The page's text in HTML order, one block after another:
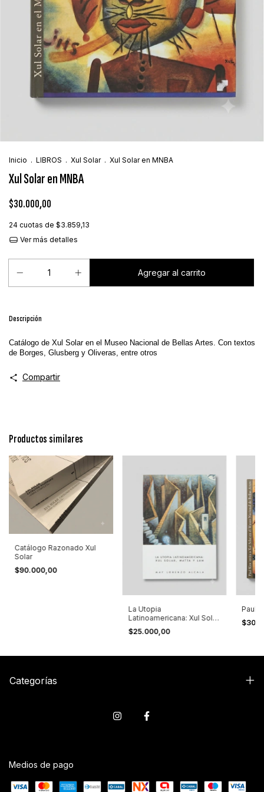
Inicio . LIBROS . Xul Solar . Xul Solar en MNBA
Xul Solar en MNBA
$30.000,00
24 cuotas de $3.859,13
Ver más detalles
Descripción
Catálogo de Xul Solar en el Museo Nacional de Bellas Artes. Con textos
de Borges, Glusberg y Oliveras, entre otros
Compartir
Productos similares
Catálogo Razonado Xul
Solar
$90.000,00
La Utopia
Latinoamericana: Xul Solar,
Matta y Lam. May Lorenzo
Alcalá
$25.000,00
Paul
Categorías
Medios de pago